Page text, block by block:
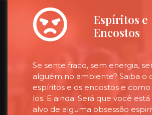
Espíritos e
Encostos
Se sente fraco, sem energia,
alguém no ambiente? Saiba o
espíritos e os encostos e
los. E ainda: Será que você
alvo de alguma obsessão